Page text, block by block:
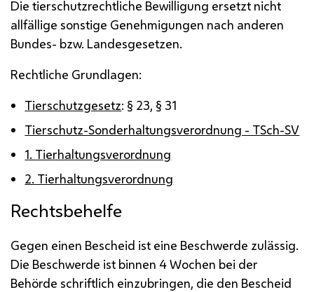
Die tierschutzrechtliche Bewilligung ersetzt nicht
allfällige sonstige Genehmigungen nach anderen
Bundes- bzw. Landesgesetzen.
Rechtliche Grundlagen:
Tierschutzgesetz: § 23, § 31
Tierschutz-Sonderhaltungsverordnung - TSch-SV
1. Tierhaltungsverordnung
2. Tierhaltungsverordnung
Rechtsbehelfe
Gegen einen Bescheid ist eine Beschwerde zulässig.
Die Beschwerde ist binnen 4 Wochen bei der
Behörde schriftlich einzubringen, die den Bescheid